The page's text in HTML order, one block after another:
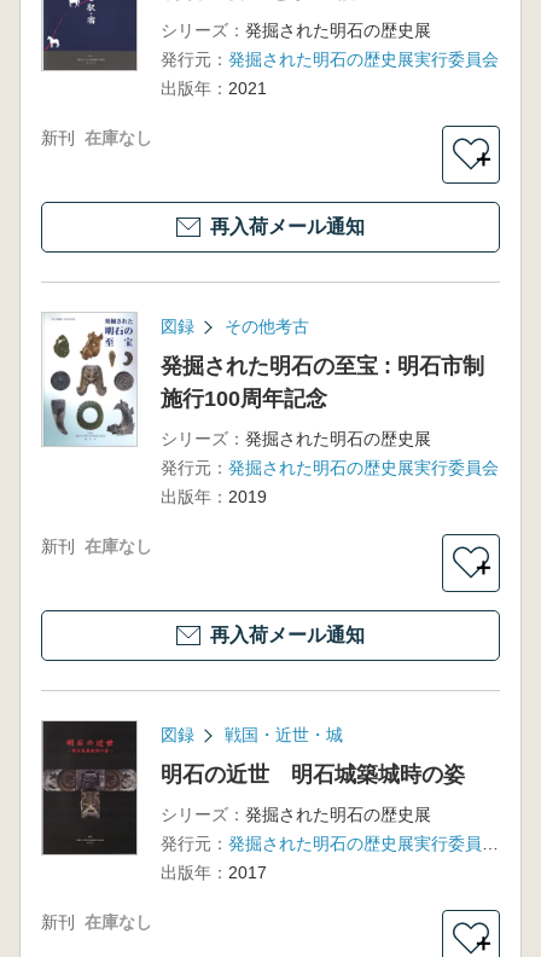
シリーズ： 発掘された明石の歴史展
発行元： 発掘された明石の歴史展実行委員会
出版年： 2021
新刊 在庫なし
＋
再入荷メール通知
図録 その他考古
発掘された明石の至宝 : 明石市制
施行100周年記念
シリーズ： 発掘された明石の歴史展
発行元： 発掘された明石の歴史展実行委員会
出版年： 2019
新刊 在庫なし
＋
再入荷メール通知
図録 戦国・近世・城
明石の近世 明石城築城時の姿
シリーズ： 発掘された明石の歴史展
発行元：
出版年： 2017
新刊 在庫なし
＋